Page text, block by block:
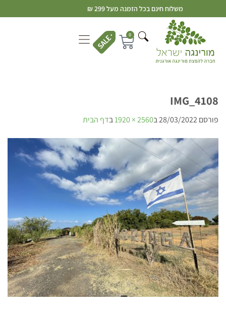
משלוח חינם בכל הזמנה מעל 299 ₪
0
IMG_4108
פורסם28/03/2022ב2560 × 1920 בדף הבית